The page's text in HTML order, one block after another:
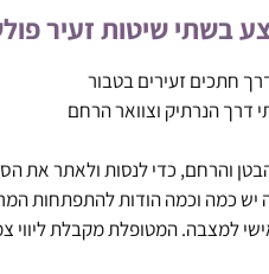
בשתי שיטות זעיר
חתכים זעירים בטבור
דרך הנרתיק וצוואר הרחם
והרחם, כדי לנסות ולאתר את
יש כמה וכמה הודות להתפתחות
למצבה. המטופלת מקבלת ליווי